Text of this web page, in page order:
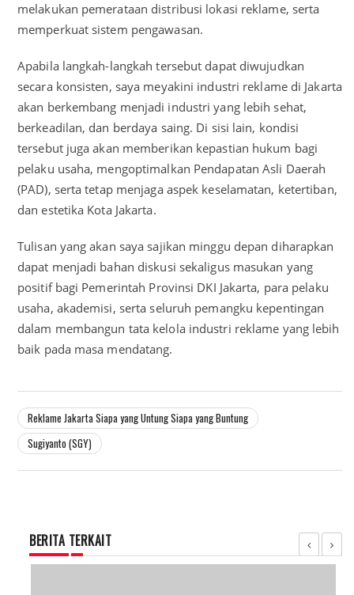
melakukan pemerataan distribusi lokasi reklame, serta
memperkuat sistem pengawasan.
Apabila langkah-langkah tersebut dapat diwujudkan
secara konsisten, saya meyakini industri reklame di Jakarta
akan berkembang menjadi industri yang lebih sehat,
berkeadilan, dan berdaya saing. Di sisi lain, kondisi
tersebut juga akan memberikan kepastian hukum bagi
pelaku usaha, mengoptimalkan Pendapatan Asli Daerah
(PAD), serta tetap menjaga aspek keselamatan, ketertiban,
dan estetika Kota Jakarta.
Tulisan yang akan saya sajikan minggu depan diharapkan
dapat menjadi bahan diskusi sekaligus masukan yang
positif bagi Pemerintah Provinsi DKI Jakarta, para pelaku
usaha, akademisi, serta seluruh pemangku kepentingan
dalam membangun tata kelola industri reklame yang lebih
baik pada masa mendatang.
Reklame Jakarta Siapa yang Untung Siapa yang Buntung
Sugiyanto (SGY)
BERITA TERKAIT